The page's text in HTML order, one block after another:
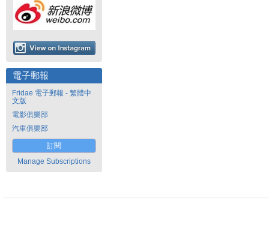
電子郵報
Fridae 電子郵報 - 繁體中
文版
電影俱樂部
汽車俱樂部
訂閱
Manage Subscriptions